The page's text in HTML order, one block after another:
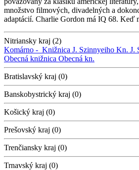
množstvo filmových, divadelných a
adaptácií. Charlie Gordon má IQ 68. Keď
Nitriansky kraj (2)
Komárno - Knižnica J. Szinnyeiho Kn. J.
Obecná knižnica Obecná kn.
Bratislavský kraj (0)
Banskobystrický kraj (0)
Košický kraj (0)
Prešovský kraj (0)
Trenčiansky kraj (0)
Trnavský kraj (0)